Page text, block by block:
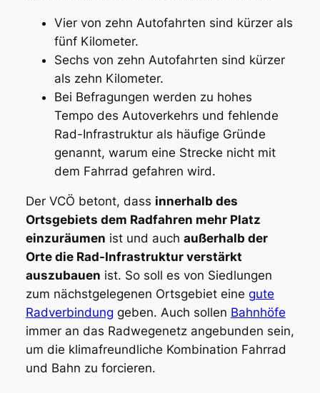
Vier von zehn Autofahrten sind kürzer als
fünf Kilometer.
Sechs von zehn Autofahrten sind kürzer
als zehn Kilometer.
Bei Befragungen werden zu hohes
Tempo des Autoverkehrs und fehlende
Rad-Infrastruktur als häufige Gründe
genannt, warum eine Strecke nicht mit
dem Fahrrad gefahren wird.
Der VCÖ betont, dass innerhalb des
Ortsgebiets dem Radfahren mehr Platz
einzuräumen ist und auch außerhalb der
Orte die Rad-Infrastruktur verstärkt
auszubauen ist. So soll es von Siedlungen
zum nächstgelegenen Ortsgebiet eine gute
Radverbindung geben. Auch sollen Bahnhöfe
immer an das Radwegenetz angebunden sein,
um die klimafreundliche Kombination Fahrrad
und Bahn zu forcieren.